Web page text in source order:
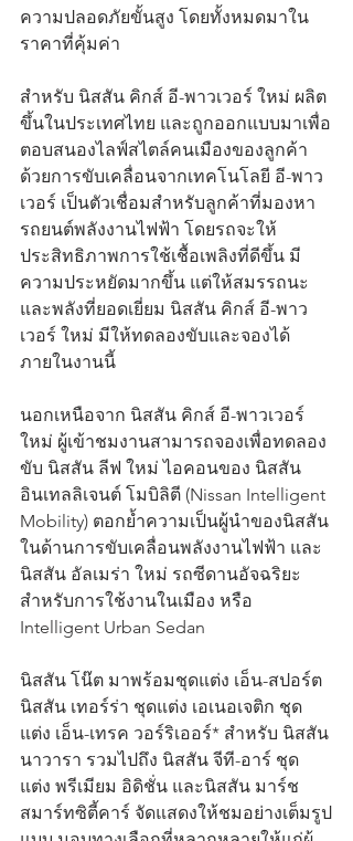
ความปลอดภัยขั้นสูง โดยทั้งหมดมาใน
ราคาที่คุ้มค่า
สำหรับ นิสสัน คิกส์ อี-พาวเวอร์ ใหม่ ผลิต
ขึ้นในประเทศไทย และถูกออกแบบมาเพื่อ
ตอบสนองไลฟ์สไตล์คนเมืองของลูกค้า
ด้วยการขับเคลื่อนจากเทคโนโลยี อี-พาว
เวอร์ เป็นตัวเชื่อมสำหรับลูกค้าที่มองหา
รถยนต์พลังงานไฟฟ้า โดยรถจะให้
ประสิทธิภาพการใช้เชื้อเพลิงที่ดีขึ้น มี
ความประหยัดมากขึ้น แต่ให้สมรรถนะ
และพลังที่ยอดเยี่ยม นิสสัน คิกส์ อี-พาว
เวอร์ ใหม่ มีให้ทดลองขับและจองได้
ภายในงานนี้
นอกเหนือจาก นิสสัน คิกส์ อี-พาวเวอร์
ใหม่ ผู้เข้าชมงานสามารถจองเพื่อทดลอง
ขับ นิสสัน ลีฟ ใหม่ ไอคอนของ นิสสัน
อินเทลลิเจนต์ โมบิลิตี (Nissan Intelligent
Mobility) ตอกย้ำความเป็นผู้นำของนิสสัน
ในด้านการขับเคลื่อนพลังงานไฟฟ้า และ
นิสสัน อัลเมร่า ใหม่ รถซีดานอัจฉริยะ
สำหรับการใช้งานในเมือง หรือ
Intelligent Urban Sedan
นิสสัน โน๊ต มาพร้อมชุดแต่ง เอ็น-สปอร์ต
นิสสัน เทอร์ร่า ชุดแต่ง เอเนอเจติก ชุด
แต่ง เอ็น-เทรค วอร์ริเออร์* สำหรับ นิสสัน
นาวารา รวมไปถึง นิสสัน จีที-อาร์ ชุด
แต่ง พรีเมียม อิดิชั่น และนิสสัน มาร์ช
สมาร์ทซิตี้คาร์ จัดแสดงให้ชมอย่างเต็มรูป